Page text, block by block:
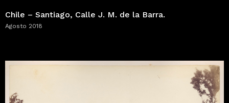
Chile – Santiago, Calle J. M. de la Barra.
Agosto 2018